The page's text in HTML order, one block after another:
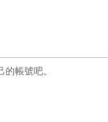
帳號吧。